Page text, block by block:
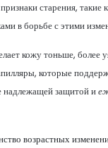
старения, такие
в борьбе с этими
кожу тоньше,
которые
надлежащей защитой и
возрастных